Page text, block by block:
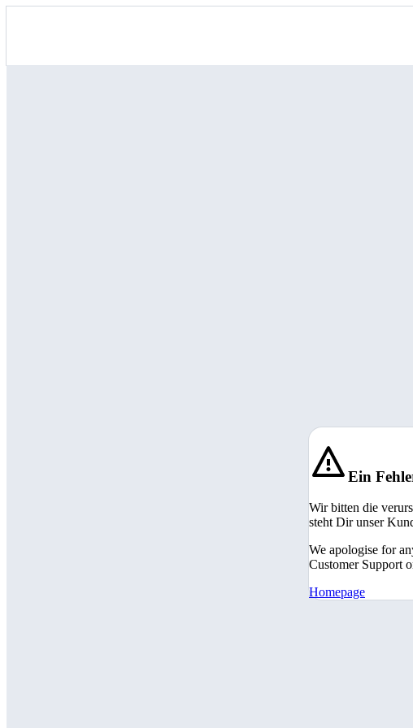
Ein
Wir bitten die
steht Dir unser
We apologise for
Customer Support
Homepage